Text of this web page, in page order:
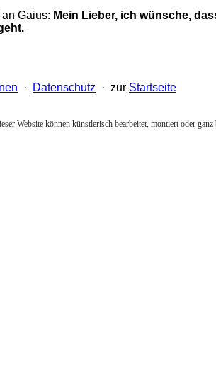
Gaius: Mein Lieber, ich wünsche,
· Datenschutz · zur Startseite
Website können künstlerisch bearbeitet, montiert oder